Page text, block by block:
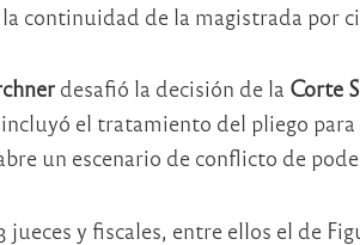
continuidad de la magistrada por
desafió la decisión de la Corte
el tratamiento del pliego para
un escenario de conflicto de
jueces y fiscales, entre ellos el de